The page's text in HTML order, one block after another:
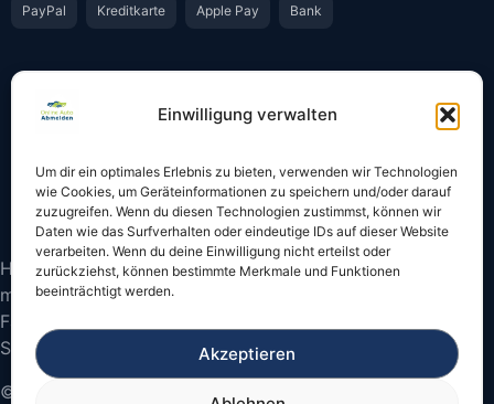
Einwilligung verwalten
Um dir ein optimales Erlebnis zu bieten, verwenden wir Technologien
wie Cookies, um Geräteinformationen zu speichern und/oder darauf
zuzugreifen. Wenn du diesen Technologien zustimmst, können wir
Daten wie das Surfverhalten oder eindeutige IDs auf dieser Website
verarbeiten. Wenn du deine Einwilligung nicht erteilst oder
zurückziehst, können bestimmte Merkmale und Funktionen
beeinträchtigt werden.
Akzeptieren
PayPal Kreditkarte Apple Pay Bank
Bestätigung per E-Mail Support per WhatsApp
Hinweis: Die Online-Abmeldung ist nicht in allen Fällen
möglich. Bitte prüfen Sie vor dem Start, ob
Fahrzeugschein und Kennzeichen onlinefähige
Sicherheitscodes besitzen.
© 2026 Online Auto Abmelden – Bundesweite